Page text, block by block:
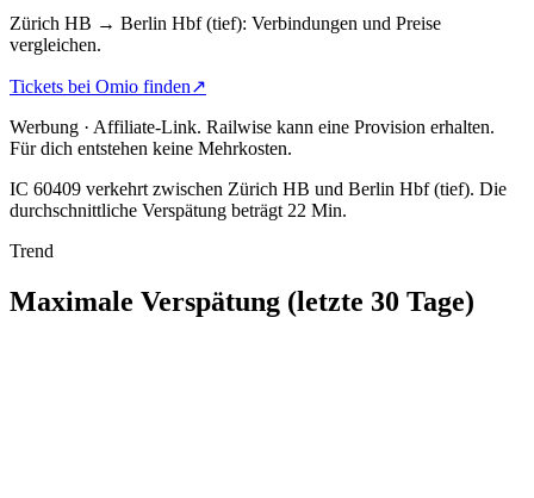
Zürich HB → Berlin Hbf (tief): Verbindungen und Preise
vergleichen.
Tickets bei Omio finden↗
Werbung · Affiliate-Link. Railwise kann eine Provision erhalten.
Für dich entstehen keine Mehrkosten.
IC 60409 verkehrt zwischen Zürich HB und Berlin Hbf (tief). Die
durchschnittliche Verspätung beträgt 22 Min.
Trend
Maximale Verspätung (letzte 30 Tage)